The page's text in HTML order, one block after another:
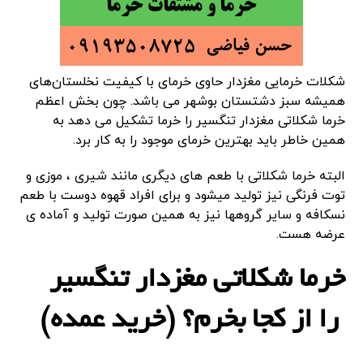
شکلات خرمایی مغزدار حاوی خرمای با کیفیت نخلستان‌های
همیشه سبز دشتستان بوشهر می باشد. چون بخش اعظم
خرما شکلاتی مغزدار تنگسیر را خرما تشکیل می دهد به
همین خاطر باید بهترین خرمای موجود را به کار برد.
البته خرما شکلاتی با طعم های دیگری مانند شیری ، موزی و
توت فرنگی نیز تولید میشود و برای افراد قهوه دوست با طعم
نسکافه و سایر گروهها نیز به همین صورت تولید و آماده ی
عرضه هست.
خرما شکلاتی مغزدار تنگسیر
را از کجا بخرم؟ (خرید عمده)